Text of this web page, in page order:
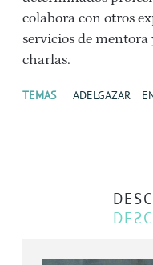
colabora con otros
servicios de mentora
charlas.
TEMAS ADELGAZAR